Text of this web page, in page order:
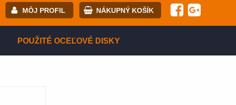
MÔJ PROFIL NÁKUPNÝ KOŠÍK
POUŽITÉ OCEĽOVÉ DISKY